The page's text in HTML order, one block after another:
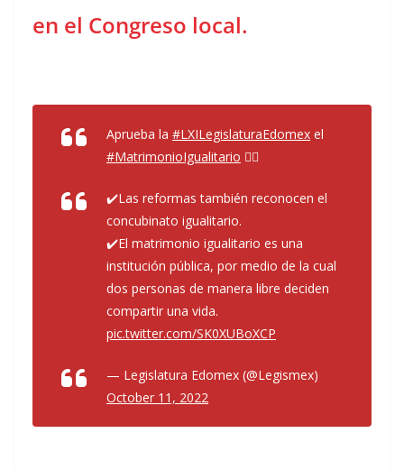
en el Congreso local.
Aprueba la #LXILegislaturaEdomex el
#MatrimonioIgualitario 🏳️‍🌈
✔️Las reformas también reconocen el
concubinato igualitario.
✔️El matrimonio igualitario es una
institución pública, por medio de la cual
dos personas de manera libre deciden
compartir una vida.
pic.twitter.com/SK0XUBoXCP
— Legislatura Edomex (@Legismex)
October 11, 2022